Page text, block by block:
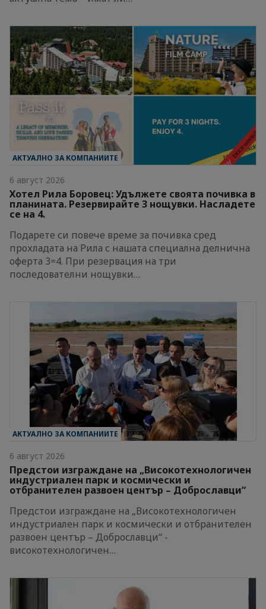
АКТУАЛНО ЗА КОМПАНИИТЕ
6 август 2026
Хотел Рила Боровец: Удължете своята почивка в
планината. Резервирайте 3 нощувки. Насладете
се на 4.
Подарете си повече време за почивка сред
прохладата на Рила с нашата специална делнична
оферта 3=4. При резервация на три
последователни нощувки…
АКТУАЛНО ЗА КОМПАНИИТЕ
6 август 2026
Предстои изграждане на „Високотехнологичен
индустриален парк и космически и
отбранителен развоен център – Доброславци“
Предстои изграждане на „Високотехнологичен
индустриален парк и космически и отбранителен
развоен център – Доброславци“ -
високотехнологичен…